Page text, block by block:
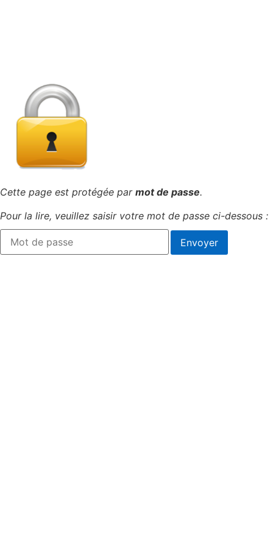
Cette page est protégée par mot de passe.
Pour la lire, veuillez saisir votre mot de passe ci-dessous :